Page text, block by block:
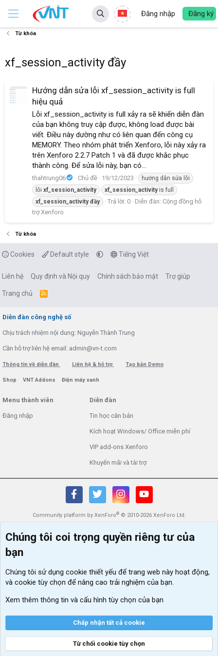
Đăng nhập Đăng ký
Từ khóa
xf_session_activity đầy
Hướng dẫn sửa lỗi xf_session_activity is full
hiệu quả
Lỗi xf_session_activity is full xảy ra sẽ khiến diễn đàn
của bạn không truy cập được, không load được bài
viết. Điều này dường như có liên quan đến công cụ
MEMORY. Theo nhóm phát triển Xenforo, lỗi này xảy ra
trên Xenforo 2.2.7 Patch 1 và đã được khắc phục
thành công. Để sửa lỗi này, bạn có...
thahtrung06 Chủ đề 19/12/2023
hướng dẫn sửa lỗi
lỗi xf_session_activity xf_session_activityis full
xf_session_activity đầy Trả lời: 0 Diễn đàn: Cộng đồng hỗ
trợ Xenforo
Từ khóa
Cookies Default style Tiếng Việt
Liên hệ Quy định và Nội quy Chính sách bảo mật Trợ giúp
Trang chủ
R
Diễn đàn công nghệ số
Chịu trách nhiệm nội dung: Nguyễn Thành Trung
Cần hỗ trợ liên hệ email: admin@vn-t.com
Thông tin về diễn đàn Liên hệ & hỗ trợ Tạo bản Demo
Shop VNT Addons Điện máy xanh
Menu thành viên
Đăng nhập
Diễn đàn
Tin học căn bản
Kích hoạt Windows/ Office miễn phí
VIP add-ons Xenforo
Khuyến mãi và tài trợ
Community platform by XenForo® © 2010-2026 XenForo Ltd.
Chúng tôi coi trọng quyền riêng tư của
bạn
Chúng tôi sử dụng cookie thiết yếu để trang web này hoạt động,
và cookie tùy chọn để nâng cao trải nghiệm của bạn.
Xem thêm thông tin và cấu hình tùy chọn của bạn
Chấp nhận tất cả cookie
Từ chối cookie tùy chọn